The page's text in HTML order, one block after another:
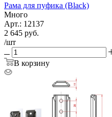
Рама для пуфика (Black)
Много
Арт.: 12137
2 645 руб.
/шт
В корзину